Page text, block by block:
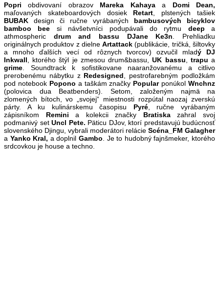
Popri obdivovaní obrazovMareka Kahayaa Domi Dean,
maľovaných skateboardových dosiek Retart , plstených tašiek
BUBAK design či ručne vyrábaných bambusových bicyklov
bamboo bee si návšetvníci podupávali do rytmu deep a
athmospheric drum and bassu DJane Ke3n . Prehliadku
originálnych produktov z dielneArtattack (publikácie, tričká, šiltovky
a mnoho ďalších vecí od rôznych tvorcov) ozvučil mladý DJ
Inkwall , ktorého štýl je zmesou drum&bassu, UK bassu trapu a
grime . Soundtrack k sofistikovane naaranžovanému a citlivo
prerobenému nábytku z Redesigned , pestrofarebným podložkám
pod notebook Popono a taškám značky Popularponúkol Wnchnz
(polovica dua Beatbenders). Setom, založeným najmä na
zlomených bítoch, vo „svojej“ miestnosti rozpútal naozaj zverskú
párty. A ku kulinárskemu časopisu Pyré, ručne vyrábaným
zápisníkom Remini a kolekcii značky Bratiskazahral svoj
podmanivý set Uncl Pete. Päticu DJov, ktorí predstavujú budúcnosť
slovenského Djingu, vybrali moderátori relácie Scéna_FM Galagher
a Yanko Kral, a doplnilGambo . Je to hudobný fajnšmeker, ktorého
srdcovkou je house a techno.